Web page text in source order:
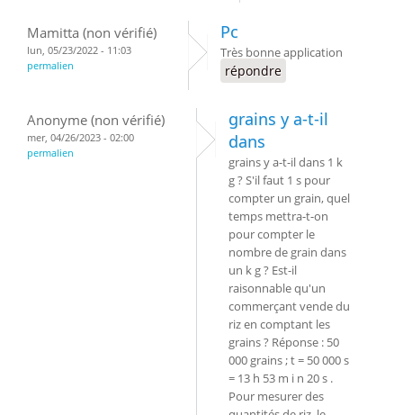
Mamitta (non vérifié)
lun, 05/23/2022 - 11:03
permalien
Pc
Très bonne application
répondre
Anonyme (non vérifié)
mer, 04/26/2023 - 02:00
permalien
grains y a-t-il
dans
grains y a-t-il dans 1 k
g ? S'il faut 1 s pour
compter un grain, quel
temps mettra-t-on
pour compter le
nombre de grain dans
un k g ? Est-il
raisonnable qu'un
commerçant vende du
riz en comptant les
grains ? Réponse : 50
000 grains ; t = 50 000 s
= 13 h 53 m i n 20 s .
Pour mesurer des